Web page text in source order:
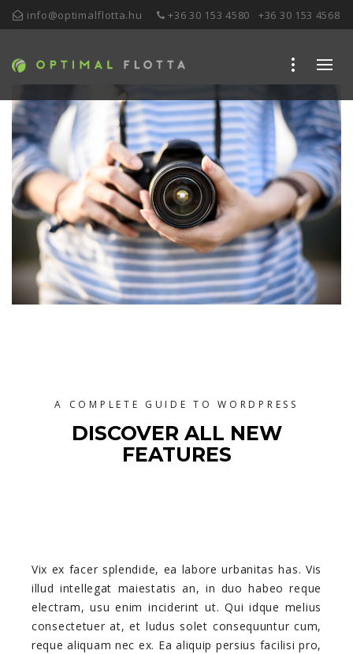
info@optimalflotta.hu +36 30 153 4580 +36 30 153 4568
A COMPLETE GUIDE TO WORDPRESS
DISCOVER ALL NEW
FEATURES
Vix ex facer splendide, ea labore urbanitas has. Vis
illud intellegat maiestatis an, in duo habeo reque
electram, usu enim inciderint ut. Qui idque melius
consectetuer at, et ludus solet consequuntur cum,
reque aliquam nec ex. Ea aliquip persius facilisi pro,